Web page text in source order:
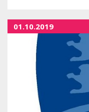
01.10.2019